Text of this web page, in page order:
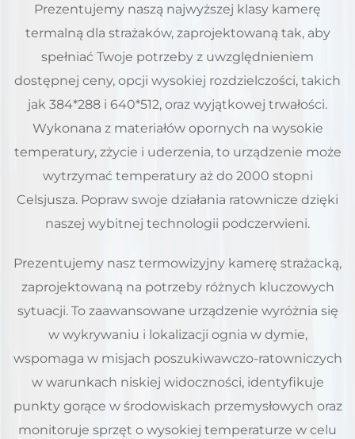
Prezentujemy naszą najwyższej klasy kamerę
termalną dla strażaków, zaprojektowaną tak, aby
spełniać Twoje potrzeby z uwzględnieniem
dostępnej ceny, opcji wysokiej rozdzielczości, takich
jak 384*288 i 640*512, oraz wyjątkowej trwałości.
Wykonana z materiałów opornych na wysokie
temperatury, zżycie i uderzenia, to urządzenie może
wytrzymać temperatury aż do 2000 stopni
Celsjusza. Popraw swoje działania ratownicze dzięki
naszej wybitnej technologii podczerwieni.
Prezentujemy nasz termowizyjny kamerę strażacką,
zaprojektowaną na potrzeby różnych kluczowych
sytuacji. To zaawansowane urządzenie wyróżnia się
w wykrywaniu i lokalizacji ognia w dymie,
wspomaga w misjach poszukiwawczo-ratowniczych
w warunkach niskiej widoczności, identyfikuje
punkty gorące w środowiskach przemysłowych oraz
monitoruje sprzęt o wysokiej temperaturze w celu